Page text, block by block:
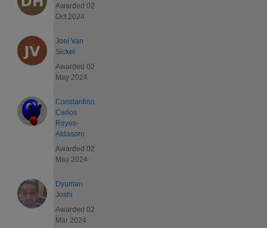
Awarded 02
Oct 2024
Joel Van
Sickel
Awarded 02
May 2024
Constantino
Carlos
Reyes-
Aldasoro
Awarded 02
May 2024
Dyuman
Joshi
Awarded 02
Mar 2024